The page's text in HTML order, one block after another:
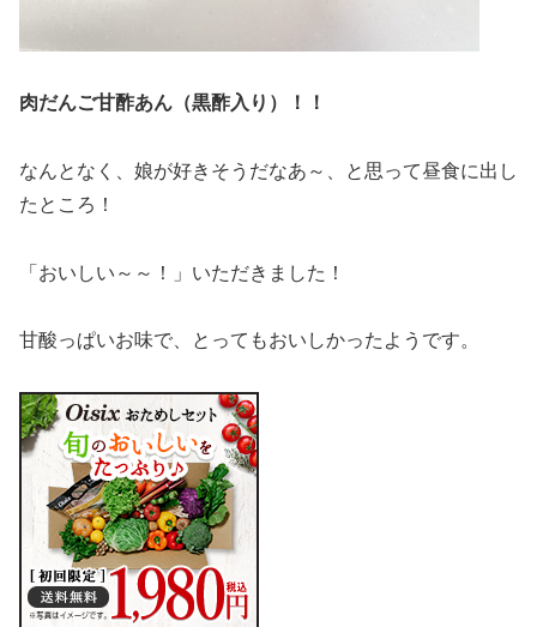
肉だんご甘酢あん（黒酢入り）！！
なんとなく、娘が好きそうだなあ～、と思って昼食に出し
たところ！
「おいしい～～！」いただきました！
甘酸っぱいお味で、とってもおいしかったようです。